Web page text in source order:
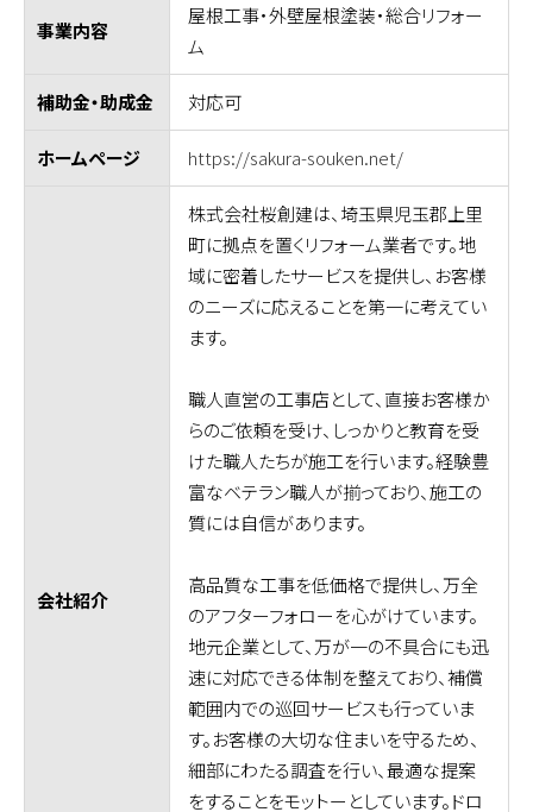
事業内容
屋根工事・外壁屋根塗装・総合リフォー
ム
補助金・助成金 対応可
ホームページ https://sakura-souken.net/
会社紹介
株式会社桜創建は、埼玉県児玉郡上里
町に拠点を置くリフォーム業者です。地
域に密着したサービスを提供し、お客様
のニーズに応えることを第一に考えてい
ます。
職人直営の工事店として、直接お客様か
らのご依頼を受け、しっかりと教育を受
けた職人たちが施工を行います。経験豊
富なベテラン職人が揃っており、施工の
質には自信があります。
高品質な工事を低価格で提供し、万全
のアフターフォローを心がけています。
地元企業として、万が一の不具合にも迅
速に対応できる体制を整えており、補償
範囲内での巡回サービスも行っていま
す。お客様の大切な住まいを守るため、
細部にわたる調査を行い、最適な提案
をすることをモットーとしています。ドロ